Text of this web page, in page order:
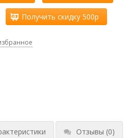
Получить скидку 500р
Отзывы (0)